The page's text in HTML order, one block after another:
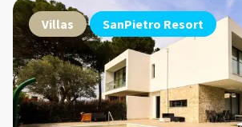
Villas SanPietro Resort